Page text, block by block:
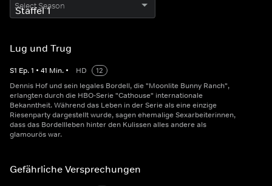
Select Season
Lug und Trug
S1 Ep.1 • 41 Min. • HD
12
Dennis Hof und sein legales Bordell, die "Moonlite Bunny Ranch",
erlangten durch die HBO-Serie "Cathouse" internationale
Bekanntheit. Während das Leben in der Serie als eine einzige
Riesenparty dargestellt wurde, sagen ehemalige Sexarbeiterinnen,
dass das Bordellleben hinter den Kulissen alles andere als
glamourös war.
Gefährliche Versprechungen